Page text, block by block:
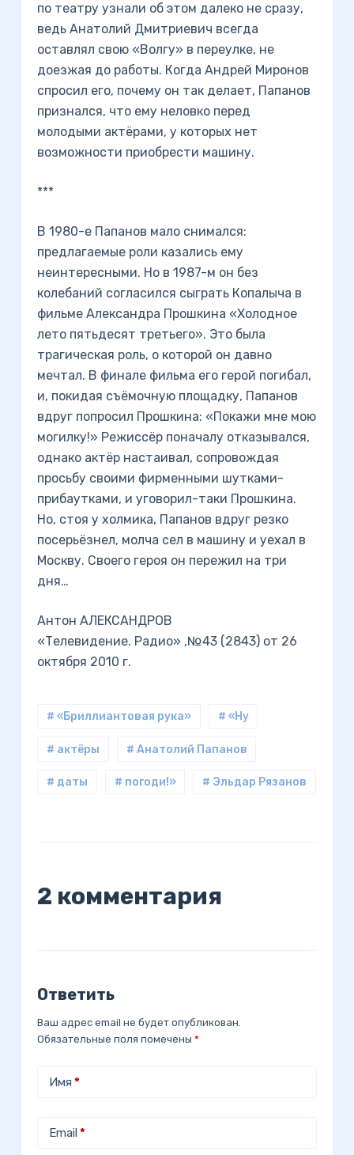
по театру узнали об этом далеко не сразу,
ведь Анатолий Дмитриевич всегда
оставлял свою «Волгу» в переулке, не
доезжая до работы. Когда Андрей Миронов
спросил его, почему он так делает, Папанов
признался, что ему неловко перед
молодыми актёрами, у которых нет
возможности приобрести машину.
***
В 1980-е Папанов мало снимался:
предлагаемые роли казались ему
неинтересными. Но в 1987-м он без
колебаний согласился сыграть Копалыча в
фильме Александра Прошкина «Холодное
лето пятьдесят третьего». Это была
трагическая роль, о которой он давно
мечтал. В финале фильма его герой погибал,
и, покидая съёмочную площадку, Папанов
вдруг попросил Прошкина: «Покажи мне мою
могилку!» Режиссёр поначалу отказывался,
однако актёр настаивал, сопровождая
просьбу своими фирменными шутками-
прибаутками, и уговорил-таки Прошкина.
Но, стоя у холмика, Папанов вдруг резко
посерьёзнел, молча сел в машину и уехал в
Москву. Своего героя он пережил на три
дня…
Антон АЛЕКСАНДРОВ
«Телевидение. Радио» ,№43 (2843) от 26
октября 2010 г.
# «Бриллиантовая рука» # «Ну
# актёры # Анатолий Папанов
# даты # погоди!» # Эльдар Рязанов
2 комментария
Ответить
Ваш адрес email не будет опубликован.
Обязательные поля помечены *
Имя *
Email*